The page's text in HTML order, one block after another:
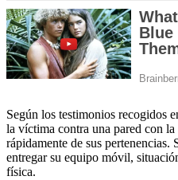
Según los testimonios recogidos
la víctima contra una pared con
rápidamente de sus pertenencias.
entregar su equipo móvil,
física.